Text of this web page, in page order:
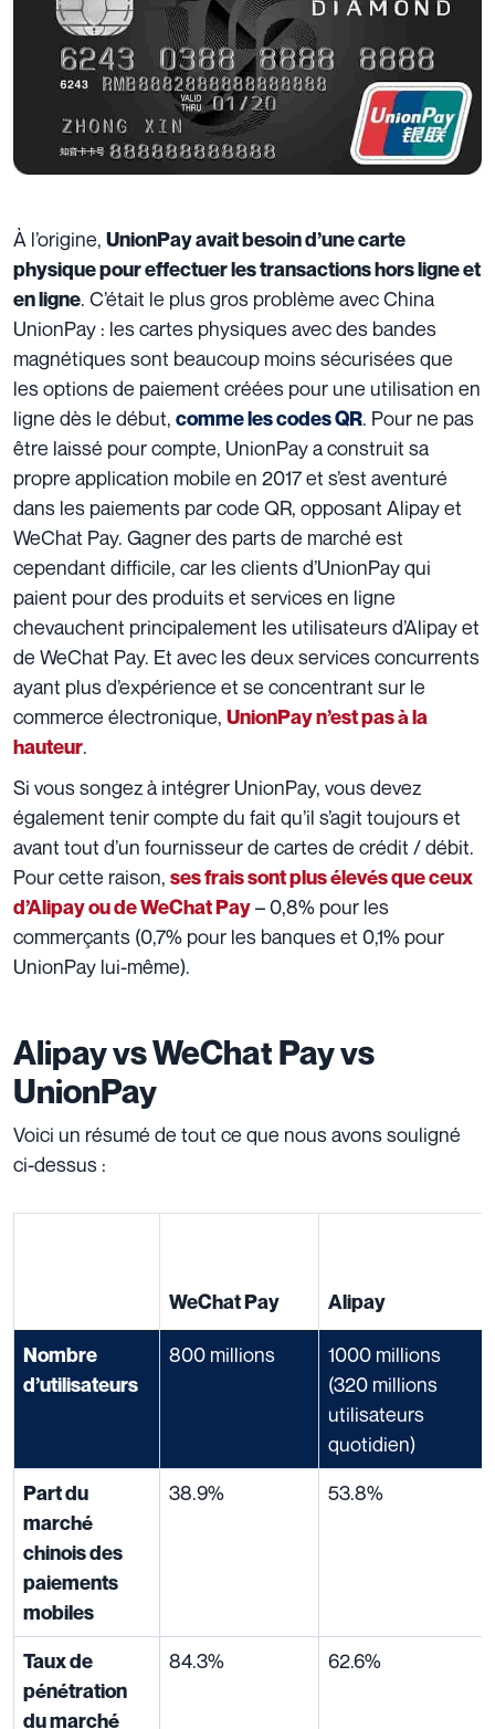
À l’origine, UnionPay avait besoin d’une carte
physique pour effectuer les transactions hors ligne et
en ligne. C’était le plus gros problème avec China
UnionPay : les cartes physiques avec des bandes
magnétiques sont beaucoup moins sécurisées que
les options de paiement créées pour une utilisation en
ligne dès le début, comme les codes QR. Pour ne pas
être laissé pour compte, UnionPay a construit sa
propre application mobile en 2017 et s’est aventuré
dans les paiements par code QR, opposant Alipay et
WeChat Pay. Gagner des parts de marché est
cependant difficile, car les clients d’UnionPay qui
paient pour des produits et services en ligne
chevauchent principalement les utilisateurs d’Alipay et
de WeChat Pay. Et avec les deux services concurrents
ayant plus d’expérience et se concentrant sur le
commerce électronique, UnionPay n’est pas à la
hauteur.
Si vous songez à intégrer UnionPay, vous devez
également tenir compte du fait qu’il s’agit toujours et
avant tout d’un fournisseur de cartes de crédit / débit.
Pour cette raison, ses frais sont plus élevés que ceux
d’Alipay ou de WeChat Pay– 0,8% pour les
commerçants (0,7% pour les banques et 0,1% pour
UnionPay lui-même).
Alipay vs WeChat Pay vs
UnionPay
Voici un résumé de tout ce que nous avons souligné
ci-dessus :
WeChat Pay Alipay
Nombre
d’utilisateurs
800 millions
1000 millions
(320 millions
utilisateurs
quotidien)
Part du
marché
chinois des
paiements
mobiles
38.9% 53.8%
Taux de
pénétration
du marché
84.3% 62.6%